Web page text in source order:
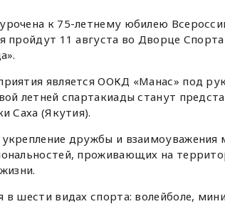
к 75-летнему юбилею
пройдут 11 августа во Дворце
является ООКД «Манас» под
летней спартакиады станут
Саха (Якутия).
дружбы и взаимоуважения
проживающих на
шести видах спорта: волейболе,